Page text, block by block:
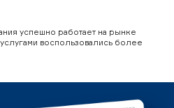
успешно работает на рынке
воспользовались более